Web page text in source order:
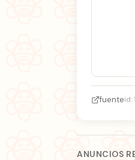
fuenteid:
ANUNCIOS